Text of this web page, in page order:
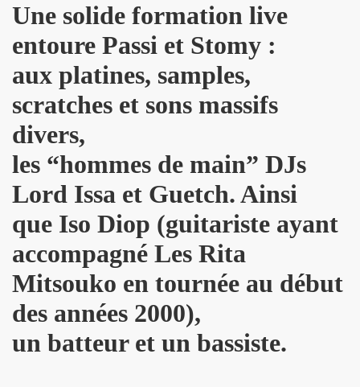
Une solide formation live
entoure Passi et Stomy :
aux platines, samples,
scratches et sons massifs
divers,
les “hommes de main” DJs
Lord Issa et Guetch. Ainsi
que Iso Diop (guitariste ayant
accompagné Les Rita
Mitsouko en tournée au début
des années 2000),
un batteur et un bassiste.
dans "OPEN MAG" (decembre 2009 - janvier 2010).
dans "PARIS MATCH" (23 decembre 2009).
dans "ACCORDEON ET ACCORDEONISTES" (janvier
par JEAN-WILLIAM THOURY dans "JUKE BOX
dans "LES INROCKUTPIBLES" (28 octobre
dans "FEMME ACTUELLE" (2 novembre 2009).
2009).
DUVALL et MARIE FRANCE le 24 septembre 2007 a la
dans "ROCK & FOLK" (juillet 2008).
DE LA DISCOTHEQUE" (septembre 1983).